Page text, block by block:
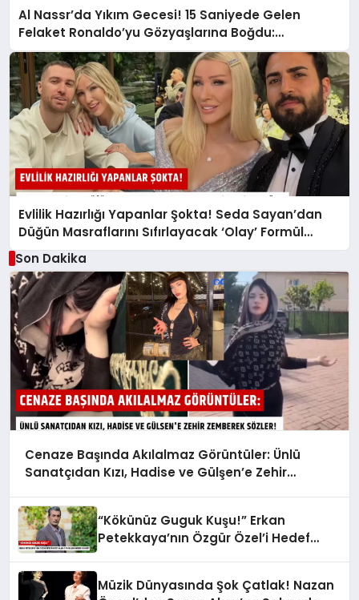
Al Nassr’da Yıkım Gecesi! 15 Saniyede Gelen
Felaket Ronaldo’yu Gözyaşlarına Boğdu:
Şampiyonluk Kaçtı Mı?
Evlilik Hazırlığı Yapanlar Şokta! Seda Sayan’dan
Düğün Masraflarını Sıfırlayacak ‘Olay’ Formül…
Son Dakika
Cenaze Başında Akılalmaz Görüntüler: Ünlü
Sanatçıdan Kızı, Hadise ve Gülşen’e Zehir
“Kökünüz Guguk Kuşu!” Erkan
Petekkaya’nın Özgür Özel’i Hedef
Müzik Dünyasında Şok Çatlak! Nazan